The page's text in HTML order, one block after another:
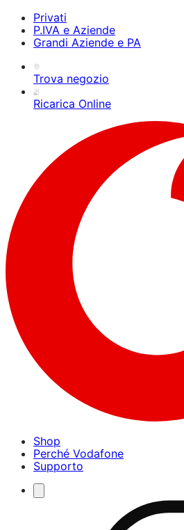
Privati
P.IVA e Aziende
Grandi Aziende e PA
Trova negozio
Ricarica Online
Shop
Perché Vodafone
Supporto